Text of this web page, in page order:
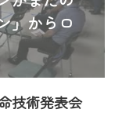
」からロ
技術発表会
』は2024
す！